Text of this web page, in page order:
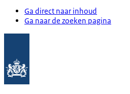
Ga direct naar inhoud
Ga naar de zoeken pagina